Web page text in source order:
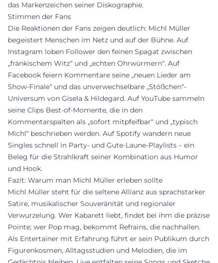
das Markenzeichen seiner Diskographie.
Stimmen der Fans
Die Reaktionen der Fans zeigen deutlich: Michl Müller
begeistert Menschen im Netz und auf der Bühne. Auf
Instagram loben Follower den feinen Spagat zwischen
„fränkischem Witz“ und „echten Ohrwürmern“. Auf
Facebook feiern Kommentare seine „neuen Lieder am
Show-Finale“ und das unverwechselbare „Stößchen“-
Universum von Gisela & Hildegard. Auf YouTube sammeln
seine Clips Best-of-Momente, die in den
Kommentarspalten als „sofort mitpfeifbar“ und „typisch
Michl“ beschrieben werden. Auf Spotify wandern neue
Singles schnell in Party- und Gute-Laune-Playlists – ein
Beleg für die Strahlkraft seiner Kombination aus Humor
und Hook.
Fazit: Warum man Michl Müller erleben sollte
Michl Müller steht für die seltene Allianz aus sprachstarker
Satire, musikalischer Souveränität und regionaler
Verwurzelung. Wer Kabarett liebt, findet bei ihm die präzise
Pointe; wer Pop mag, bekommt Refrains, die nachhallen.
Als Entertainer mit Erfahrung führt er sein Publikum durch
Figurenkosmen, Alltagsstudien und Melodien, die im